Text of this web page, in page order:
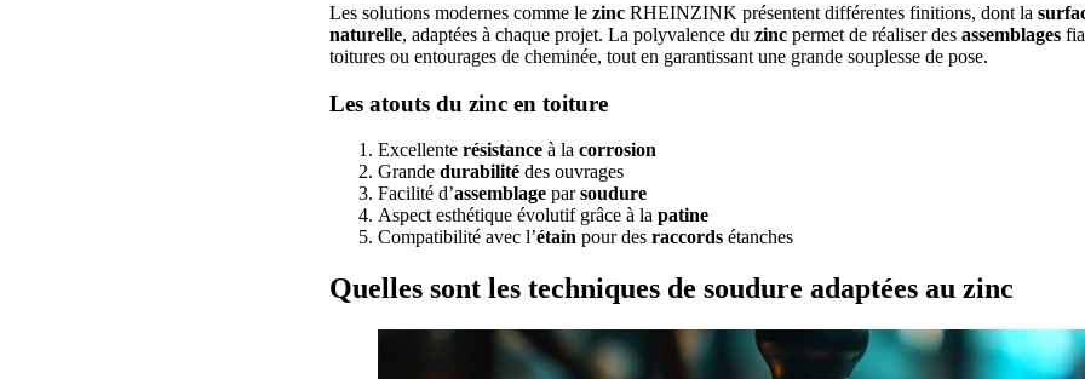
Les solutions modernes comme le zinc RHEINZINK présentent différentes finitions, dont la
naturelle, adaptées à chaque projet. La polyvalence du zinc permet de réaliser des assemblages
toitures ou entourages de cheminée, tout en garantissant une grande souplesse de pose.
Les atouts du zinc en toiture
Excellente résistance à la corrosion
Grande durabilité des ouvrages
Facilité d’assemblage parsoudure
Aspect esthétique évolutif grâce à la patine
Compatibilité avec l’étain pour des raccords étanches
Quelles sont les techniques de soudure adaptées au zinc